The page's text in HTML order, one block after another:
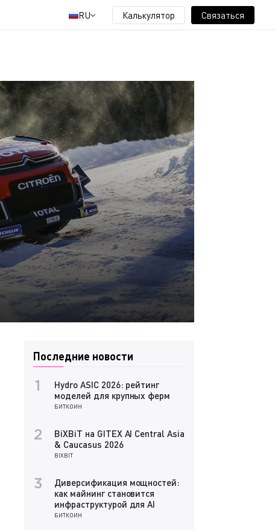
RU Калькулятор Связаться
Последние новости
1
Hydro ASIC 2026: рейтинг
моделей для крупных ферм
БИТКОИН
2
BiXBiT на GITEX AI Central Asia
& Caucasus 2026
BIXBIT
3
Диверсификация мощностей:
как майнинг становится
инфраструктурой для AI
БИТКОИН